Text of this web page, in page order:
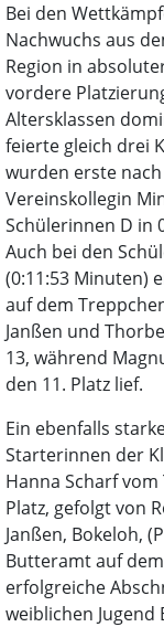
Bei den
Nachwuchs aus
Region in
vordere
Altersklassen
feierte gleich drei
wurden erste
Vereinskollegin
Schülerinnen D in
Auch bei den
(0:11:53 Minuten)
auf dem
Janßen und
13, während
den 11. Platz lief.
Ein ebenfalls
Starterinnen der
Hanna Scharf
Platz, gefolgt von
Janßen, Bokeloh,
Butteramt auf
erfolgreiche
weiblichen Jugend